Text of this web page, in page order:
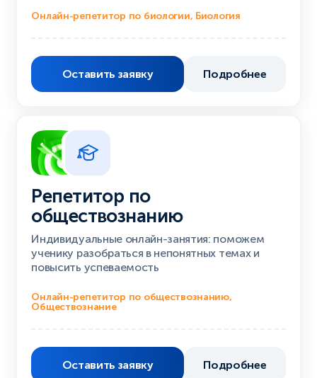
Онлайн-репетитор по биологии, Биология
Оставить заявку Подробнее
Репетитор по
обществознанию
Индивидуальные онлайн-занятия: поможем
ученику разобраться в непонятных темах и
повысить успеваемость
Онлайн-репетитор по обществознанию,
Обществознание
Оставить заявку Подробнее